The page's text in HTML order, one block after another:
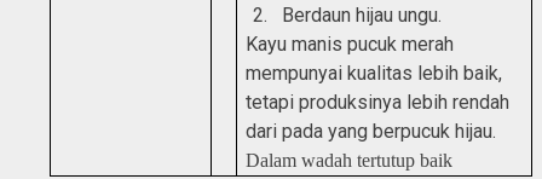
2.
Berdaun hijau ungu.
Kayu manis pucuk merah
mempunyai kualitas lebih baik,
tetapi produksinya lebih rendah
dari pada yang berpucuk hijau.
Dalam wadah tertutup baik